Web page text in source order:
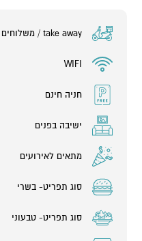
take away / משלוחים
WIFI
חניה חינם
ישיבה בפנים
מתאים לאירועים
סוג תפריט- בשרי
סוג תפריט- טבעוני